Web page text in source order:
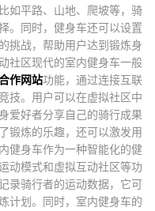
如平路、山地、爬坡等，骑
。同时，健身车还可以设置
挑战，帮助用户达到锻炼身
社区现代的室内健身车一般
作网站功能，通过连接互联
技。用户可以在虚拟社区中
爱好者分享自己的骑行成果
锻炼的乐趣，还可以激发用
健身车作为一种智能化的健
动模式和虚拟互动社区等功
录骑行者的运动数据，它可
计划。同时，室内健身车的